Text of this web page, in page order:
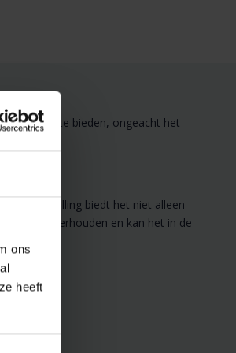
ons
heeft
te bieden, ongeacht het
vulling biedt het niet alleen
te onderhouden en kan het in de